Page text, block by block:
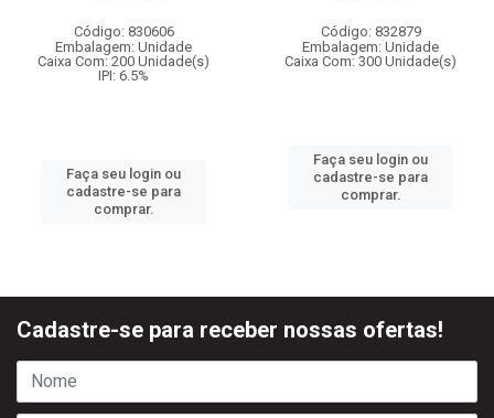
Código: 830606
Embalagem: Unidade
Caixa Com: 200 Unidade(s)
IPI: 6.5%
Faça seu login ou
cadastre-se para
comprar.
Código: 832879
Embalagem: Unidade
Caixa Com: 300 Unidade(s)
Faça seu login ou
cadastre-se para
comprar.
Cadastre-se para receber nossas ofertas!